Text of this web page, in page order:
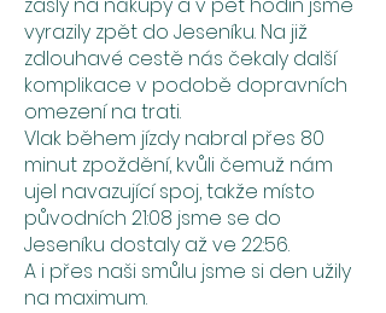
vyrazily zpět do Jeseníku. Na již
zdlouhavé cestě nás čekaly další
komplikace v podobě dopravních
omezení na trati.
Vlak během jízdy nabral přes 80
minut zpoždění, kvůli čemuž nám
ujel navazující spoj, takže místo
původních 21:08 jsme se do
Jeseníku dostaly až ve 22:56.
A i přes naši smůlu jsme si den užily
na maximum.